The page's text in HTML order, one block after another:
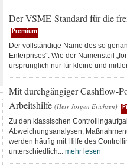
Der VSME-Standard für die
Premium
Der vollständige Name des so
Enterprises“. Wie der Namensteil
ursprünglich nur für kleine und
Mit durchgängiger Cashflow-
Arbeitshilfe (Herr Jörgen Erichsen)
Zu den klassischen
Abweichungsanalysen,
werden häufig mit Hilfe des
unterschiedlich... mehr lesen